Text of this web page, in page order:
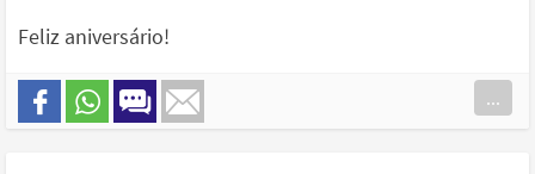
Feliz aniversário!
...